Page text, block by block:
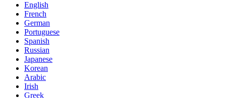
English
French
German
Portuguese
Spanish
Russian
Japanese
Korean
Arabic
Irish
Greek